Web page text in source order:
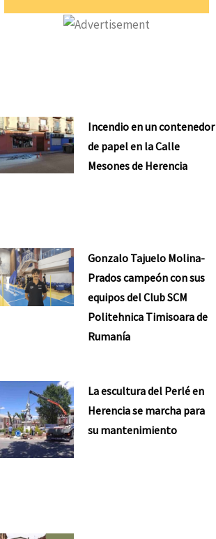
Incendio en un contenedor
de papel en la Calle
Mesones de Herencia
Gonzalo Tajuelo Molina-
Prados campeón con sus
equipos del Club SCM
Politehnica Timisoara de
Rumanía
La escultura del Perlé en
Herencia se marcha para
su mantenimiento